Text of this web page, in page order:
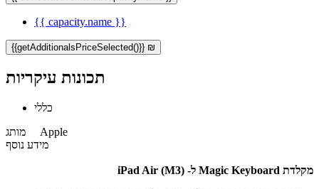
{{ capacity.name }}
{{getAdditionalsPriceSelected()}} ₪
תכונות עיקריות
כללי
מותג Apple
מידע נוסף
מקלדת Magic Keyboard ל- iPad Air (M3)